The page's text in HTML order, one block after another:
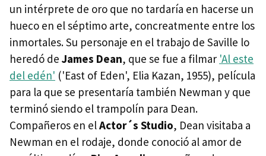
un intérprete de oro que no tardaría en hacerse un
hueco en el séptimo arte, concreatmente entre los
inmortales. Su personaje en el trabajo de Saville lo
heredó de James Dean, que se fue a filmar 'Al este
del edén' ('East of Eden', Elia Kazan, 1955), película
para la que se presentaría también Newman y que
terminó siendo el trampolín para Dean.
Compañeros en elActor´s Studio, Dean visitaba a
Newman en el rodaje, donde conoció al amor de